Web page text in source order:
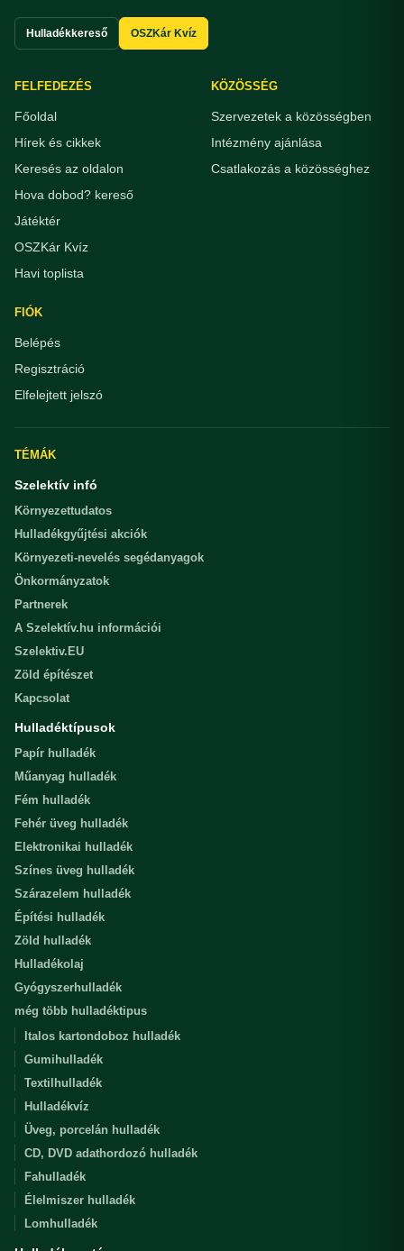
Hulladékkereső OSZKár Kvíz
FELFEDEZÉS
Főoldal
Hírek és cikkek
Keresés az oldalon
Hova dobod? kereső
Játéktér
OSZKár Kvíz
Havi toplista
KÖZÖSSÉG
Szervezetek a közösségben
Intézmény ajánlása
Csatlakozás a közösséghez
FIÓK
Belépés
Regisztráció
Elfelejtett jelszó
TÉMÁK
Szelektív infó
Környezettudatos
Hulladékgyűjtési akciók
Környezeti-nevelés segédanyagok
Önkormányzatok
Partnerek
A Szelektív.hu információi
Szelektiv.EU
Zöld építészet
Kapcsolat
Hulladéktípusok
Papír hulladék
Műanyag hulladék
Fém hulladék
Fehér üveg hulladék
Elektronikai hulladék
Színes üveg hulladék
Szárazelem hulladék
Építési hulladék
Zöld hulladék
Hulladékolaj
Gyógyszerhulladék
még több hulladéktipus
Italos kartondoboz hulladék
Gumihulladék
Textilhulladék
Hulladékvíz
Üveg, porcelán hulladék
CD, DVD adathordozó hulladék
Fahulladék
Élelmiszer hulladék
Lomhulladék